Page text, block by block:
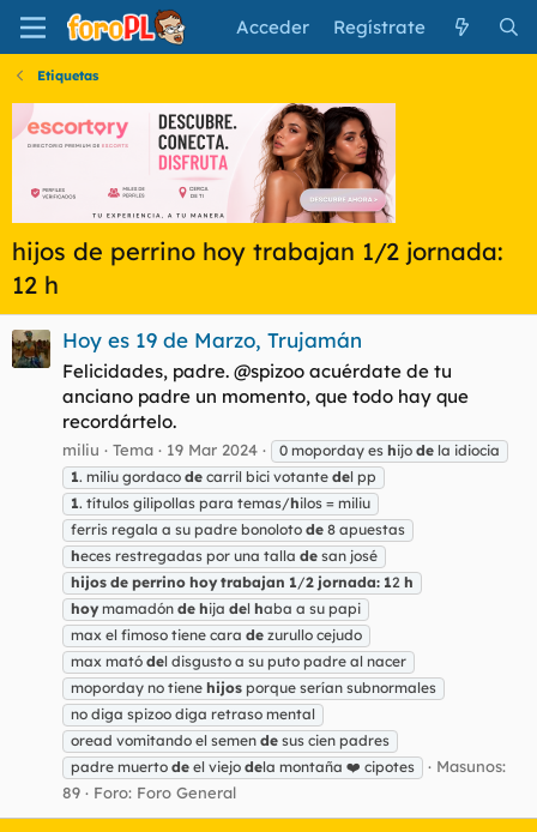
Acceder Regístrate
Etiquetas
hijos de perrino hoy trabajan 1/2 jornada:
12 h
Hoy es 19 de Marzo, Trujamán
Felicidades, padre. @spizoo acuérdate de tu
anciano padre un momento, que todo hay que
recordártelo.
miliu Tema 19 Mar 2024 0 moporday es hijo de la idiocia
1. miliu gordaco de carril bici votante del pp
1. títulos gilipollas para temas/hilos = miliu
ferris regala a su padre bonoloto de 8 apuestas
heces restregadas por una talla de san josé
hijos de perrino hoy trabajan 1/2 jornada: 12 h
hoy mamadón de hija del haba a su papi
max el fimoso tiene cara de zurullo cejudo
max mató del disgusto a su puto padre al nacer
moporday no tiene hijos porque serían subnormales
no diga spizoo diga retraso mental
oread vomitando el semen de sus cien padres
padre muerto de el viejo dela montaña ❤️ cipotes
Masunos:
89
Foro: Foro General